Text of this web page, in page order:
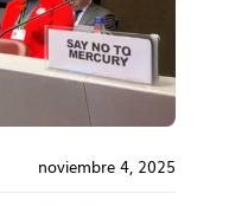
noviembre 4, 2025